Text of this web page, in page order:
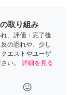
取り組み
、評価・完了後
の恐れや、少し
エストやユーザ
い。
詳細を見る
tag_faces